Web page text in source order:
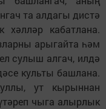
та алдагы дистә
хәлләр кабатлана.
арыгайта һәм
сулыш алгач, илдә
культы башлана.
ут кырыннан
чыга алырлык